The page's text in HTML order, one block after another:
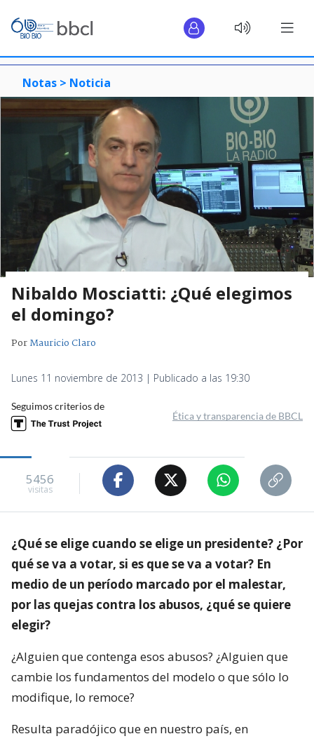
Notas > Noticia
Nibaldo Mosciatti: ¿Qué elegimos
el domingo?
PorMauricio Claro
Lunes 11 noviembre de 2013 | Publicado a las 19:30
Seguimos criterios de
Ética y transparencia de BBCL
5456
visitas
¿Qué se elige cuando se elige un presidente? ¿Por
qué se va a votar, si es que se va a votar? En
medio de un período marcado por el malestar,
por las quejas contra los abusos, ¿qué se quiere
elegir?
¿Alguien que contenga esos abusos? ¿Alguien que
cambie los fundamentos del modelo o que sólo lo
modifique, lo remoce?
Resulta paradójico que en nuestro país, en